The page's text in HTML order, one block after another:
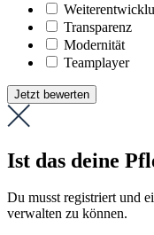
Transparenz
Modernität
Teamplayer
Jetzt bewerten
Ist das deine
Du musst registriert und
verwalten zu können.